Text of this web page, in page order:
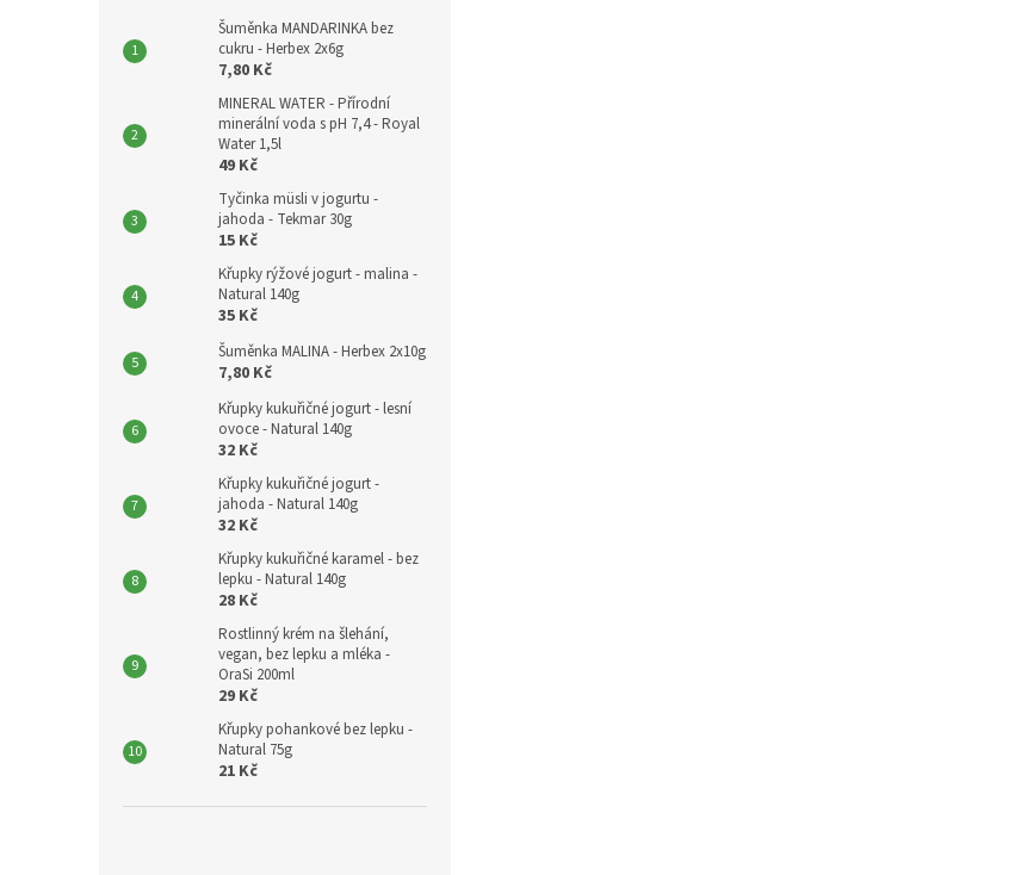
Šuměnka MANDARINKA bez
cukru - Herbex 2x6g
7,80 Kč
MINERAL WATER - Přírodní
minerální voda s pH 7,4 - Royal
Water 1,5l
49 Kč
Tyčinka müsli v jogurtu -
jahoda - Tekmar 30g
15 Kč
Křupky rýžové jogurt - malina -
Natural 140g
35 Kč
Šuměnka MALINA - Herbex 2x10g
7,80 Kč
Křupky kukuřičné jogurt - lesní
ovoce - Natural 140g
32 Kč
Křupky kukuřičné jogurt -
jahoda - Natural 140g
32 Kč
Křupky kukuřičné karamel - bez
lepku - Natural 140g
28 Kč
Rostlinný krém na šlehání,
vegan, bez lepku a mléka -
OraSi 200ml
29 Kč
Křupky pohankové bez lepku -
Natural 75g
21 Kč